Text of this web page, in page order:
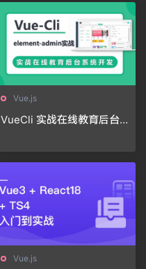
Vue.js
VueCli 实战在线教育后台
Vue.js